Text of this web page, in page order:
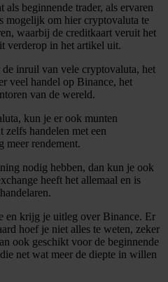
beginnende trader, als ervaren
mogelijk om hier cryptovaluta te
waarbij de creditkaart veruit het
verderop in het artikel uit.
inruil van vele cryptovaluta, het
veel handel op Binance, het
van de wereld.
kun je er ook munten
handelen met een
meer rendement.
nodig hebben, dan kun je ook
heeft het allemaal en is
en krijg je uitleg over Binance. Er
hoef je niet alles te weten, zeker
ook geschikt voor de beginnende
net wat meer de diepte in willen